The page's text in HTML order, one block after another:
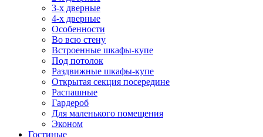
3-х дверные
4-х дверные
Особенности
Во всю стену
Встроенные шкафы-купе
Под потолок
Раздвижные шкафы-купе
Открытая секция посередине
Распашные
Гардероб
Для маленького помещения
Эконом
Гостиные